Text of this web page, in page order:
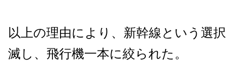
以上の理由により、新幹線という選
滅し、飛行機一本に絞られた。